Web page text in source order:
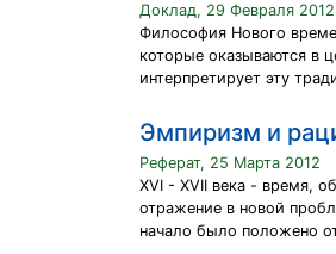
Доклад, 29 Февраля 2012
Философия Нового
которые оказываются в
интерпретирует эту
Эмпиризм и
Реферат, 25 Марта 2012
XVI - XVII века - время,
отражение в новой
начало было положено